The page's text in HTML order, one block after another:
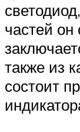
частей он
также из
состоит